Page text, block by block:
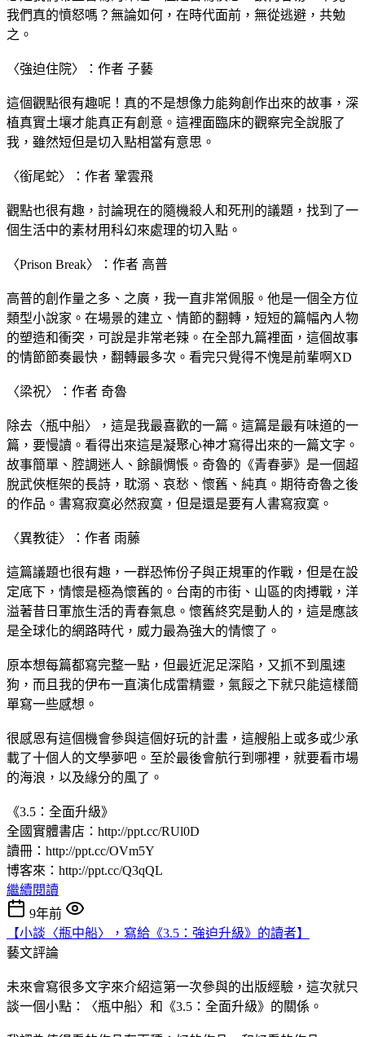
我們真的憤怒嗎？無論如何，在時代面前，無從逃避，共勉
之。
〈強迫住院〉：作者 子藝
這個觀點很有趣呢！真的不是想像力能夠創作出來的故事，深
植真實土壤才能真正有創意。這裡面臨床的觀察完全說服了
我，雖然短但是切入點相當有意思。
〈銜尾蛇〉：作者 鞏雲飛
觀點也很有趣，討論現在的隨機殺人和死刑的議題，找到了一
個生活中的素材用科幻來處理的切入點。
〈Prison Break〉：作者 高普
高普的創作量之多、之廣，我一直非常佩服。他是一個全方位
類型小說家。在場景的建立、情節的翻轉，短短的篇幅內人物
的塑造和衝突，可說是非常老辣。在全部九篇裡面，這個故事
的情節節奏最快，翻轉最多次。看完只覺得不愧是前輩啊XD
〈梁祝〉：作者 奇魯
除去〈瓶中船〉，這是我最喜歡的一篇。這篇是最有味道的一
篇，要慢讀。看得出來這是凝聚心神才寫得出來的一篇文字。
故事簡單、腔調迷人、餘韻惆悵。奇魯的《青春夢》是一個超
脫武俠框架的長詩，耽溺、哀愁、懷舊、純真。期待奇魯之後
的作品。書寫寂寞必然寂寞，但是還是要有人書寫寂寞。
〈異教徒〉：作者 雨藤
這篇議題也很有趣，一群恐怖份子與正規軍的作戰，但是在設
定底下，情懷是極為懷舊的。台南的市街、山區的肉搏戰，洋
溢著昔日軍旅生活的青春氣息。懷舊終究是動人的，這是應該
是全球化的網路時代，威力最為強大的情懷了。
原本想每篇都寫完整一點，但最近泥足深陷，又抓不到風速
狗，而且我的伊布一直演化成雷精靈，氣餒之下就只能這樣簡
單寫一些感想。
很感恩有這個機會參與這個好玩的計畫，這艘船上或多或少承
載了十個人的文學夢吧。至於最後會航行到哪裡，就要看市場
的海浪，以及緣分的風了。
《3.5：全面升級》
全國實體書店：http://ppt.cc/RUl0D
讀冊：http://ppt.cc/OVm5Y
博客來：http://ppt.cc/Q3qQL
繼續閱讀
9年前
【小談〈瓶中船〉，寫給《3.5：強迫升級》的讀者】
藝文評論
未來會寫很多文字來介紹這第一次參與的出版經驗，這次就只
談一個小點：〈瓶中船〉和《3.5：全面升級》的關係。